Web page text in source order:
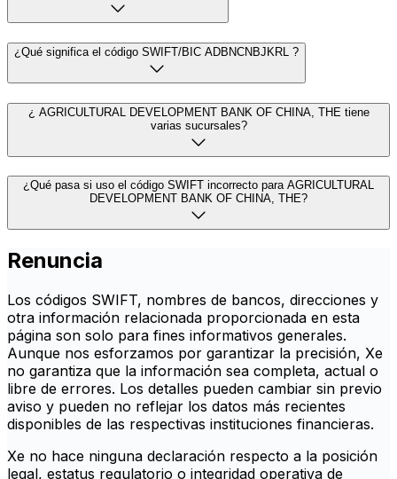
¿Qué significa el código SWIFT/BIC ADBNCNBJKRL ?
¿ AGRICULTURAL DEVELOPMENT BANK OF CHINA, THE tiene
varias sucursales?
¿Qué pasa si uso el código SWIFT incorrecto para AGRICULTURAL
DEVELOPMENT BANK OF CHINA, THE?
Renuncia
Los códigos SWIFT, nombres de bancos, direcciones y
otra información relacionada proporcionada en esta
página son solo para fines informativos generales.
Aunque nos esforzamos por garantizar la precisión, Xe
no garantiza que la información sea completa, actual o
libre de errores. Los detalles pueden cambiar sin previo
aviso y pueden no reflejar los datos más recientes
disponibles de las respectivas instituciones financieras.
Xe no hace ninguna declaración respecto a la posición
legal, estatus regulatorio o integridad operativa de